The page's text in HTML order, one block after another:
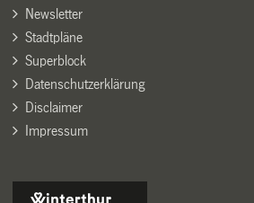
Newsletter
Stadtpläne
Superblock
Datenschutzerklärung
Disclaimer
Impressum